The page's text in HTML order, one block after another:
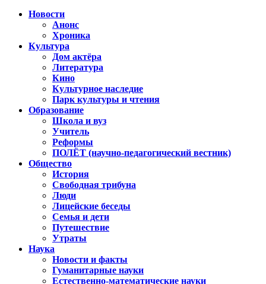
Новости
Анонс
Хроника
Культура
Дом актёра
Литература
Кино
Культурное наследие
Парк культуры и чтения
Образование
Школа и вуз
Учитель
Реформы
ПОЛЁТ (научно-педагогический вестник)
Общество
История
Свободная трибуна
Люди
Лицейские беседы
Семья и дети
Путешествие
Утраты
Наука
Новости и факты
Гуманитарные науки
Естественно-математические науки